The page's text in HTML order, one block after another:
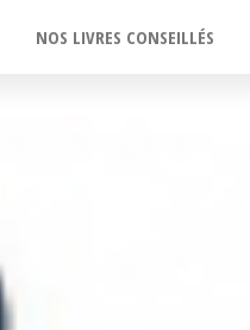
NOS LIVRES CONSEILLÉS